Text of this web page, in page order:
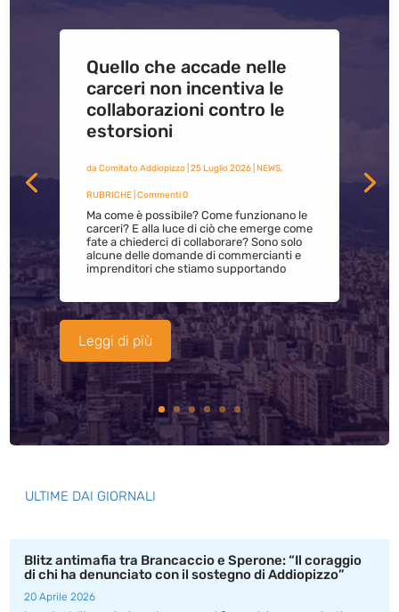
Quello che accade nelle
carceri non incentiva le
collaborazioni contro le
estorsioni
da Comitato Addiopizzo| 25 Luglio 2026| NEWS,
RUBRICHE| Commenti 0
Ma come è possibile? Come funzionano le
carceri? E alla luce di ciò che emerge come
fate a chiederci di collaborare? Sono solo
alcune delle domande di commercianti e
imprenditori che stiamo supportando
Leggi di più
ULTIME DAI GIORNALI
Blitz antimafia tra Brancaccio e Sperone: “Il coraggio
di chi ha denunciato con il sostegno di Addiopizzo”
20 Aprile 2026